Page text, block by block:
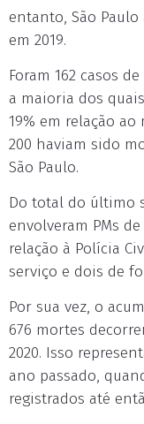
entanto, São
em 2019.
Foram 162 casos
a maioria dos
19% em relação
200 haviam sido
São Paulo.
Do total do último
envolveram PMs
relação à Polícia
serviço e dois de
Por sua vez, o
676 mortes
2020. Isso
ano passado,
registrados até